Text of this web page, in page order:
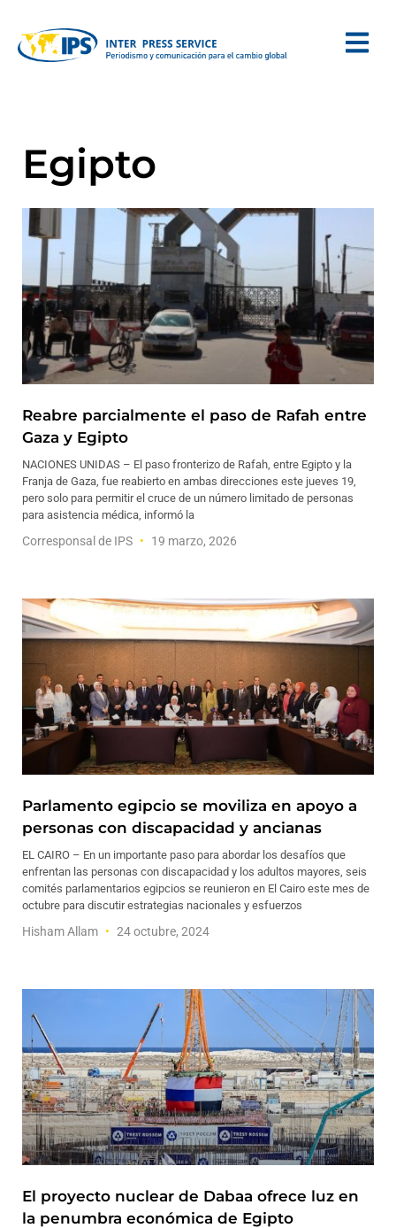
Egipto
Reabre parcialmente el paso de Rafah entre
Gaza y Egipto
NACIONES UNIDAS – El paso fronterizo de Rafah, entre Egipto y la
Franja de Gaza, fue reabierto en ambas direcciones este jueves 19,
pero solo para permitir el cruce de un número limitado de personas
para asistencia médica, informó la
Corresponsal de IPS 19 marzo, 2026
Parlamento egipcio se moviliza en apoyo a
personas con discapacidad y ancianas
EL CAIRO – En un importante paso para abordar los desafíos que
enfrentan las personas con discapacidad y los adultos mayores, seis
comités parlamentarios egipcios se reunieron en El Cairo este mes de
octubre para discutir estrategias nacionales y esfuerzos
Hisham Allam 24 octubre, 2024
El proyecto nuclear de Dabaa ofrece luz en
la penumbra económica de Egipto